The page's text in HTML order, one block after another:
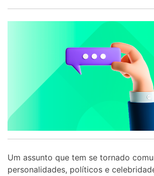
Um assunto que tem se tornado
personalidades, políticos e